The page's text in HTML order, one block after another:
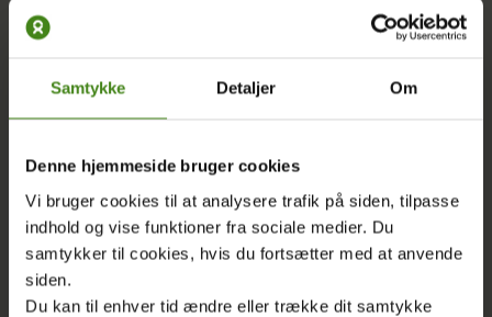
Samtykke Detaljer Om
Denne hjemmeside bruger cookies
Vi bruger cookies til at analysere trafik på siden, tilpasse
indhold og vise funktioner fra sociale medier. Du
samtykker til cookies, hvis du fortsætter med at anvende
siden.
Du kan til enhver tid ændre eller trække dit samtykke
Yemen-krigen: Nordea og Danske Bank
investerer penge i Saudi-våben